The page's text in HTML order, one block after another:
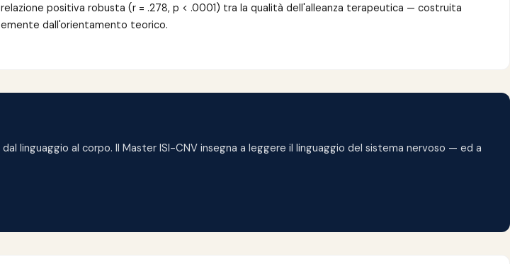
positiva robusta (r = .278, p < .0001) tra la qualità dell'alleanza terapeutica — costruita
dall'orientamento teorico.
linguaggio al corpo. Il Master ISI-CNV insegna a leggere il linguaggio del sistema nervoso — ed a